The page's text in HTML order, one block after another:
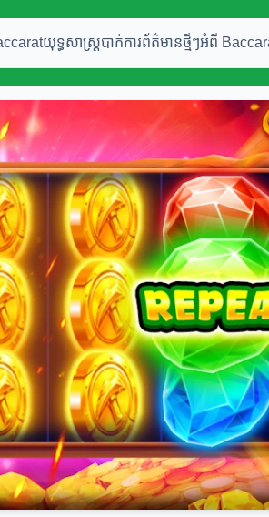
យុទ្ធសាស្ត្របាក់ការព័ត៌មានថ្មីៗអំពី